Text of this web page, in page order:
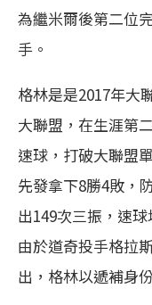
為繼米爾後第二位
手。
格林是是2017年大
大聯盟，在生涯第
速球，打破大聯盟
先發拿下8勝4敗，
出149次三振，速
由於道奇投手格拉
出，格林以遞補身